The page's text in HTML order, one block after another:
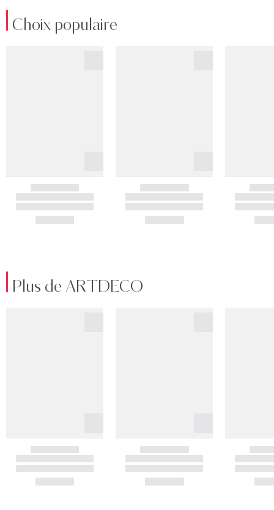
Choix populaire
Plus de ARTDECO